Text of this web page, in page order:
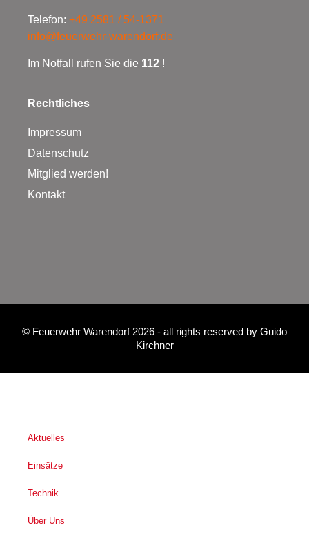
Telefon: +49 2581 / 54-1371
info@feuerwehr-warendorf.de
Im Notfall rufen Sie die 112 !
Rechtliches
Impressum
Datenschutz
Mitglied werden!
Kontakt
© Feuerwehr Warendorf 2026 - all rights reserved by Guido
Kirchner
Aktuelles
Einsätze
Technik
Über Uns